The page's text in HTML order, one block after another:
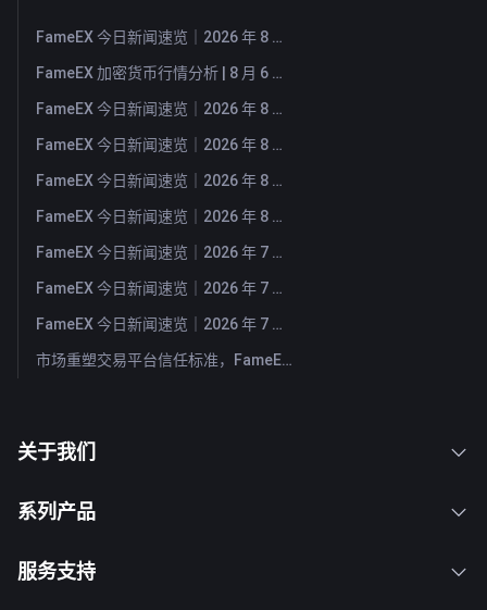
FameEX 今日新闻速览｜2026 年 8 月 7 日
FameEX 加密货币行情分析 | 8 月 6 日, 2026
FameEX 今日新闻速览｜2026 年 8 月 6 日
FameEX 今日新闻速览｜2026 年 8 月 5 日
FameEX 今日新闻速览｜2026 年 8 月 4 日
FameEX 今日新闻速览｜2026 年 8 月 3 日
FameEX 今日新闻速览｜2026 年 7 月 31 日
FameEX 今日新闻速览｜2026 年 7 月 30 日
FameEX 今日新闻速览｜2026 年 7 月 29 日
市场重塑交易平台信任标准，FameEX 以八年稳健运营持续服务全球用户
关于我们
系列产品
服务支持